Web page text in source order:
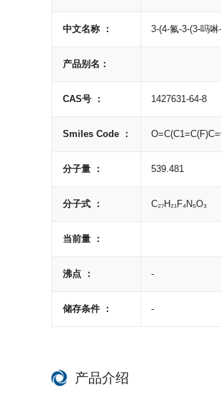
中文名称 ： 3-(4-氟-3-(3-吗
产品别名：
CAS号 ： 1427631-64-8
Smiles Code ：
分子量 ： 539.481
分子式 ： C₂₇H₂₁F₄N₅O₃
当前量 ：
沸点 ： -
储存条件 ： -
产品介绍